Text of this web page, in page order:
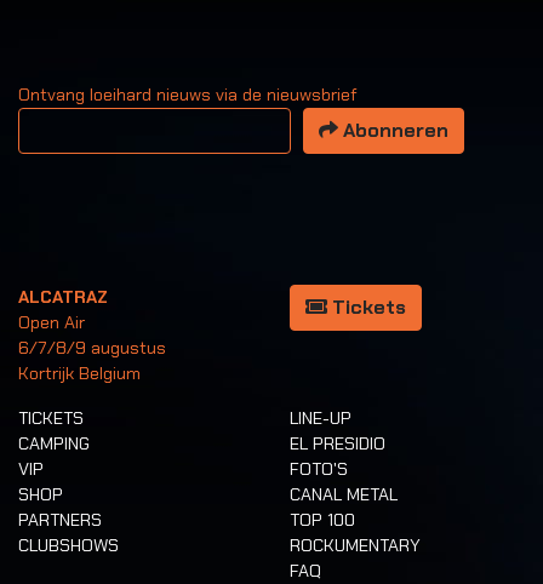
Ontvang loeihard nieuws via de nieuwsbrief
Uw email adres
Abonneren
ALCATRAZ
Open Air
6/7/8/9 augustus
Kortrijk Belgium
Tickets
TICKETS
CAMPING
VIP
SHOP
PARTNERS
CLUBSHOWS
LINE-UP
EL PRESIDIO
FOTO'S
CANAL METAL
TOP 100
ROCKUMENTARY
FAQ